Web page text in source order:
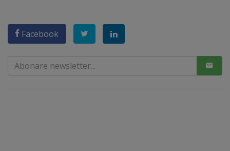
Facebook